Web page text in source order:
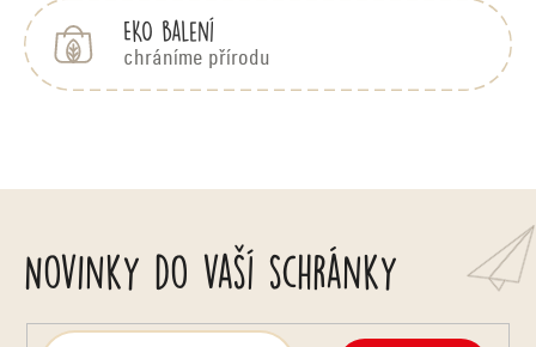
EKO balení
chráníme přírodu
Novinky do vaší schránky